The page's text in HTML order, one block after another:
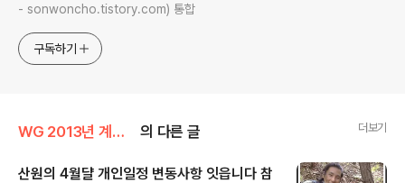
- sonwoncho.tistory.com) 통합
구독하기
WG 2013년 계사년 기록 의 다른 글 더보기
산원의 4월댤 개인일정 변동사항 잇읍니다 참